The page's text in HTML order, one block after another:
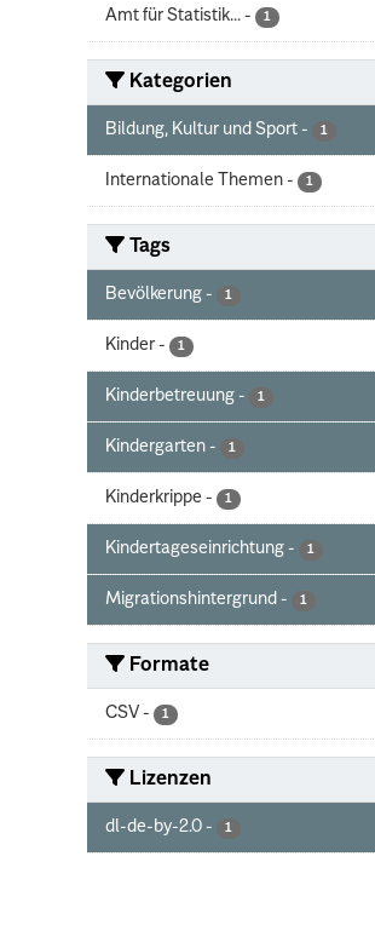
Amt für Statistik... - 1
Kategorien
Bildung, Kultur und Sport - 1
Internationale Themen - 1
Tags
Bevölkerung - 1
Kinder - 1
Kinderbetreuung - 1
Kindergarten - 1
Kinderkrippe - 1
Kindertageseinrichtung - 1
Migrationshintergrund - 1
Formate
CSV - 1
Lizenzen
dl-de-by-2.0 - 1